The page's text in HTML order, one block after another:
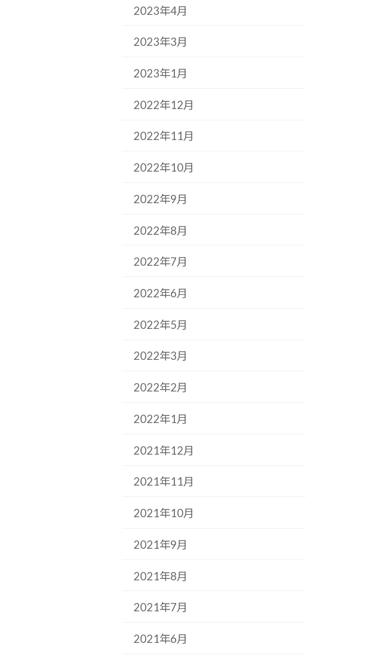
2023年4月
2023年3月
2023年1月
2022年12月
2022年11月
2022年10月
2022年9月
2022年8月
2022年7月
2022年6月
2022年5月
2022年3月
2022年2月
2022年1月
2021年12月
2021年11月
2021年10月
2021年9月
2021年8月
2021年7月
2021年6月